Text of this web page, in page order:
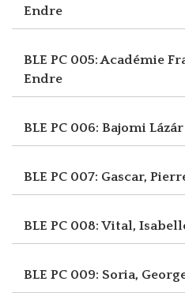
Endre
BLE PC 005: Académie
Endre
BLE PC 006: Bajomi
BLE PC 007: Gascar,
BLE PC 008: Vital,
BLE PC 009: Soria,